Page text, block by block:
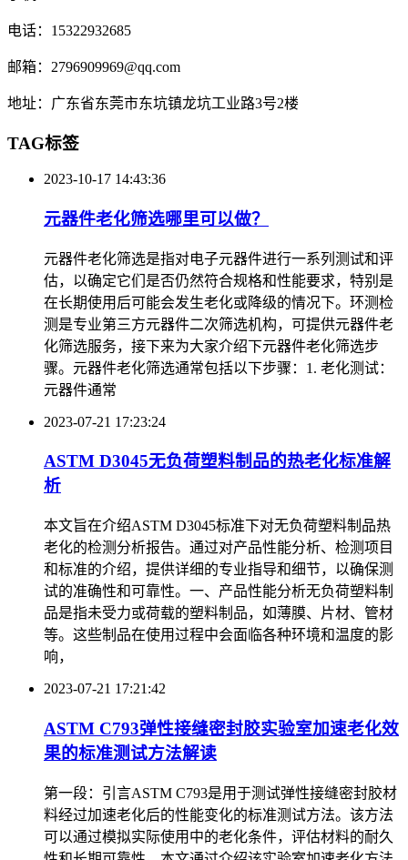
电话：15322932685
邮箱：2796909969@qq.com
地址：广东省东莞市东坑镇龙坑工业路3号2楼
TAG标签
2023-10-17 14:43:36
元器件老化筛选哪里可以做？
元器件老化筛选是指对电子元器件进行一系列测试和评
估，以确定它们是否仍然符合规格和性能要求，特别是
在长期使用后可能会发生老化或降级的情况下。环测检
测是专业第三方元器件二次筛选机构，可提供元器件老
化筛选服务，接下来为大家介绍下元器件老化筛选步
骤。元器件老化筛选通常包括以下步骤：1. 老化测试：
元器件通常
2023-07-21 17:23:24
ASTM D3045无负荷塑料制品的热老化标准解
析
本文旨在介绍ASTM D3045标准下对无负荷塑料制品热
老化的检测分析报告。通过对产品性能分析、检测项目
和标准的介绍，提供详细的专业指导和细节，以确保测
试的准确性和可靠性。一、产品性能分析无负荷塑料制
品是指未受力或荷载的塑料制品，如薄膜、片材、管材
等。这些制品在使用过程中会面临各种环境和温度的影
响，
2023-07-21 17:21:42
ASTM C793弹性接缝密封胶实验室加速老化效
果的标准测试方法解读
第一段：引言ASTM C793是用于测试弹性接缝密封胶材
料经过加速老化后的性能变化的标准测试方法。该方法
可以通过模拟实际使用中的老化条件，评估材料的耐久